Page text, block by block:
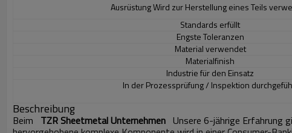
Ausrüstung Wird zur Herstellung eines Teils
Standards erfüllt
Engste Toleranzen
Material verwendet
Materialfinish
Industrie für den Einsatz
In der Prozessprüfung / Inspektion
Beschreibung
Beim TZR Sheetmetal Unternehmen Unsere 6-jährige Erfahrung